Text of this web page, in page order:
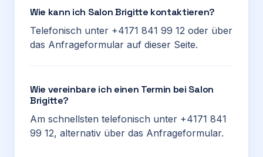
Wie kann ich Salon Brigitte kontaktieren?
Telefonisch unter +4171 841 99 12 oder über
das Anfrageformular auf dieser Seite.
Wie vereinbare ich einen Termin bei Salon
Brigitte?
Am schnellsten telefonisch unter +4171 841
99 12, alternativ über das Anfrageformular.